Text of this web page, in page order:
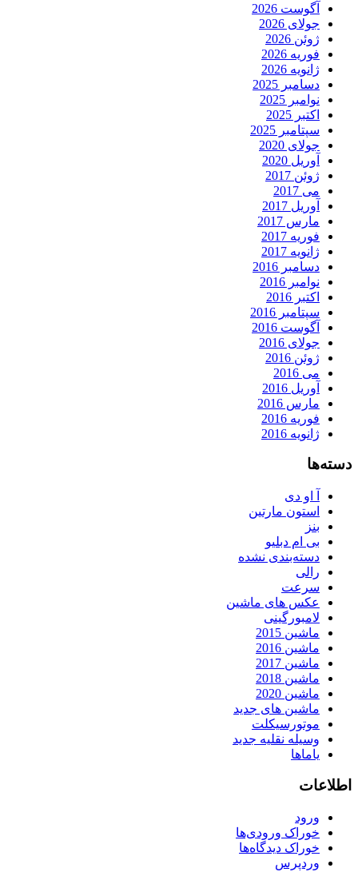
آگوست 2026
جولای 2026
ژوئن 2026
فوریه 2026
ژانویه 2026
دسامبر 2025
نوامبر 2025
اکتبر 2025
سپتامبر 2025
جولای 2020
آوریل 2020
ژوئن 2017
می 2017
آوریل 2017
مارس 2017
فوریه 2017
ژانویه 2017
دسامبر 2016
نوامبر 2016
اکتبر 2016
سپتامبر 2016
آگوست 2016
جولای 2016
ژوئن 2016
می 2016
آوریل 2016
مارس 2016
فوریه 2016
ژانویه 2016
دسته‌ها
آ او دی
استون مارتین
بنز
بی ام دبلیو
دسته‌بندی نشده
رالی
سرعت
عکس های ماشین
لامبورگینی
ماشین 2015
ماشین 2016
ماشین 2017
ماشین 2018
ماشین 2020
ماشین های جدید
موتورسیکلت
وسیله نقلیه جدید
یاماها
اطلاعات
ورود
خوراک ورودی‌ها
خوراک دیدگاه‌ها
وردپرس